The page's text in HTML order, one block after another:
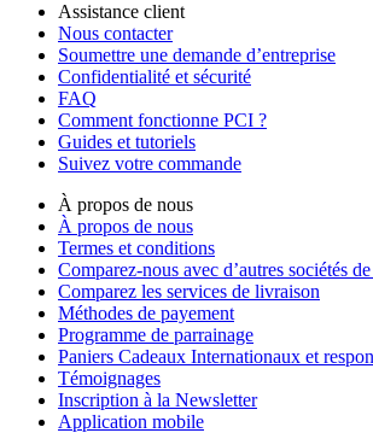
Assistance client
Nous contacter
Soumettre une demande d’entreprise
Confidentialité et sécurité
FAQ
Comment fonctionne PCI ?
Guides et tutoriels
Suivez votre commande
À propos de nous
À propos de nous
Termes et conditions
Comparez-nous avec d’autres sociétés
Comparez les services de livraison
Méthodes de payement
Programme de parrainage
Paniers Cadeaux Internationaux et
Témoignages
Inscription à la Newsletter
Application mobile